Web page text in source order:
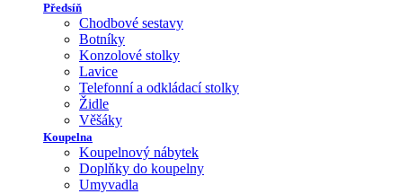
Předsíň
Chodbové sestavy
Botníky
Konzolové stolky
Lavice
Telefonní a odkládací stolky
Židle
Věšáky
Koupelna
Koupelnový nábytek
Doplňky do koupelny
Umyvadla